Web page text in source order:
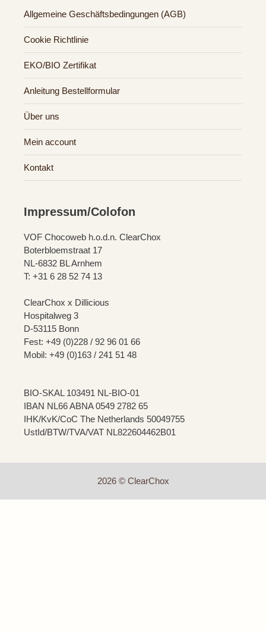
Allgemeine Geschäftsbedingungen (AGB)
Cookie Richtlinie
EKO/BIO Zertifikat
Anleitung Bestellformular
Über uns
Mein account
Kontakt
Impressum/Colofon
VOF Chocoweb h.o.d.n. ClearChox
Boterbloemstraat 17
NL-6832 BL Arnhem
T: +31 6 28 52 74 13
ClearChox x Dillicious
Hospitalweg 3
D-53115 Bonn
Fest: +49 (0)228 / 92 96 01 66
Mobil: +49 (0)163 / 241 51 48
BIO-SKAL 103491 NL-BIO-01
IBAN NL66 ABNA 0549 2782 65
IHK/KvK/CoC The Netherlands 50049755
UstId/BTW/TVA/VAT NL822604462B01
2026 © ClearChox